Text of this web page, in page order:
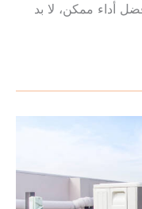
أداء ممكن، لا بد